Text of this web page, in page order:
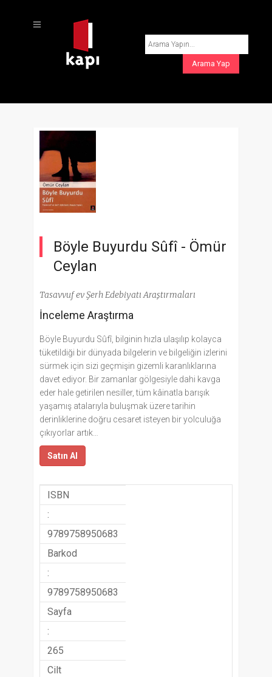
Böyle Buyurdu Sûfî - Ömür
Ceylan
Tasavvuf ev Şerh Edebiyatı Araştırmaları
İnceleme Araştırma
Böyle Buyurdu Sûfî, bilginin hızla ulaşılıp kolayca
tüketildiği bir dünyada bilgelerin ve bilgeliğin izlerini
sürmek için sizi geçmişin gizemli karanlıklarına
davet ediyor. Bir zamanlar gölgesiyle dahi kavga
eder hale getirilen nesiller, tüm kâinatla barışık
yaşamış atalarıyla buluşmak üzere tarihin
derinliklerine doğru cesaret isteyen bir yolculuğa
çıkıyorlar artık…
Satın Al
ISBN
:
9789758950683
Barkod
:
9789758950683
Sayfa
:
265
Cilt